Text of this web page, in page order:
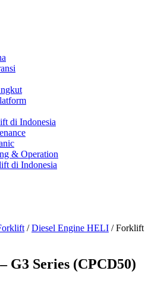
di Indonesia
& Operation
di Indonesia
/Diesel Engine HELI / Forklift
Series (CPCD50)